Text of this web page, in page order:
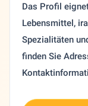
Das Profil
Lebensmittel,
Spezialitäten
finden Sie